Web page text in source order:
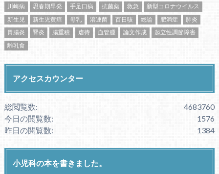
川崎病
思春期早発 手足口病 抗菌薬 救急
新型コロナウイルス
新生児
新生児黄疸 母乳 溶連菌 百日咳 総論 肥満症
肺炎
胃腸炎
腎炎 腸重積 虐待 血管腫 論文作成
起立性調節障害
離乳食
アクセスカウンター
4683760
総閲覧数:
1576
今日の閲覧数:
1384
昨日の閲覧数:
小児科の本を書きました。